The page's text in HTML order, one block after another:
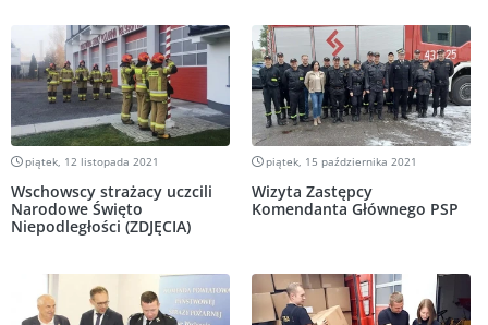
piątek, 12 listopada 2021
Wschowscy strażacy uczcili
Narodowe Święto
Niepodległości (ZDJĘCIA)
piątek, 15 października 2021
Wizyta Zastępcy
Komendanta Głównego PSP